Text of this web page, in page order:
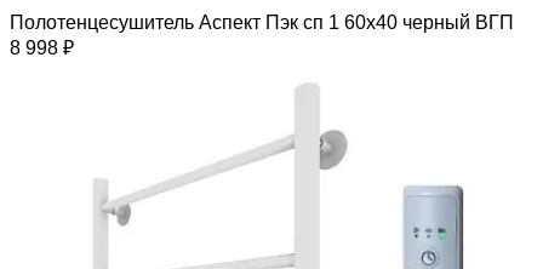
Полотенцесушитель Аспект Пэк сп 1 60х40 черный ВГП
8 998 ₽